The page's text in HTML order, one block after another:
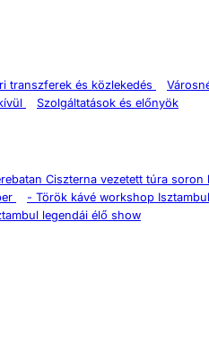
transzferek és közlekedés
Szolgáltatások és előnyök
Ciszterna vezetett túra soron
- Török kávé workshop
legendái élő show